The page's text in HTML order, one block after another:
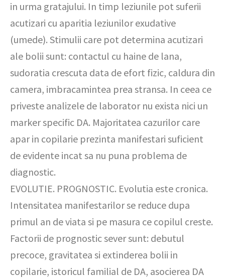
in urma gratajului. In timp leziunile pot suferii
acutizari cu aparitia leziunilor exudative
(umede). Stimulii care pot determina acutizari
ale bolii sunt: contactul cu haine de lana,
sudoratia crescuta data de efort fizic, caldura din
camera, imbracamintea prea stransa. In ceea ce
priveste analizele de laborator nu exista nici un
marker specific DA. Majoritatea cazurilor care
apar in copilarie prezinta manifestari suficient
de evidente incat sa nu puna problema de
diagnostic.
EVOLUTIE. PROGNOSTIC. Evolutia este cronica.
Intensitatea manifestarilor se reduce dupa
primul an de viata si pe masura ce copilul creste.
Factorii de prognostic sever sunt: debutul
precoce, gravitatea si extinderea bolii in
copilarie, istoricul familial de DA, asocierea DA